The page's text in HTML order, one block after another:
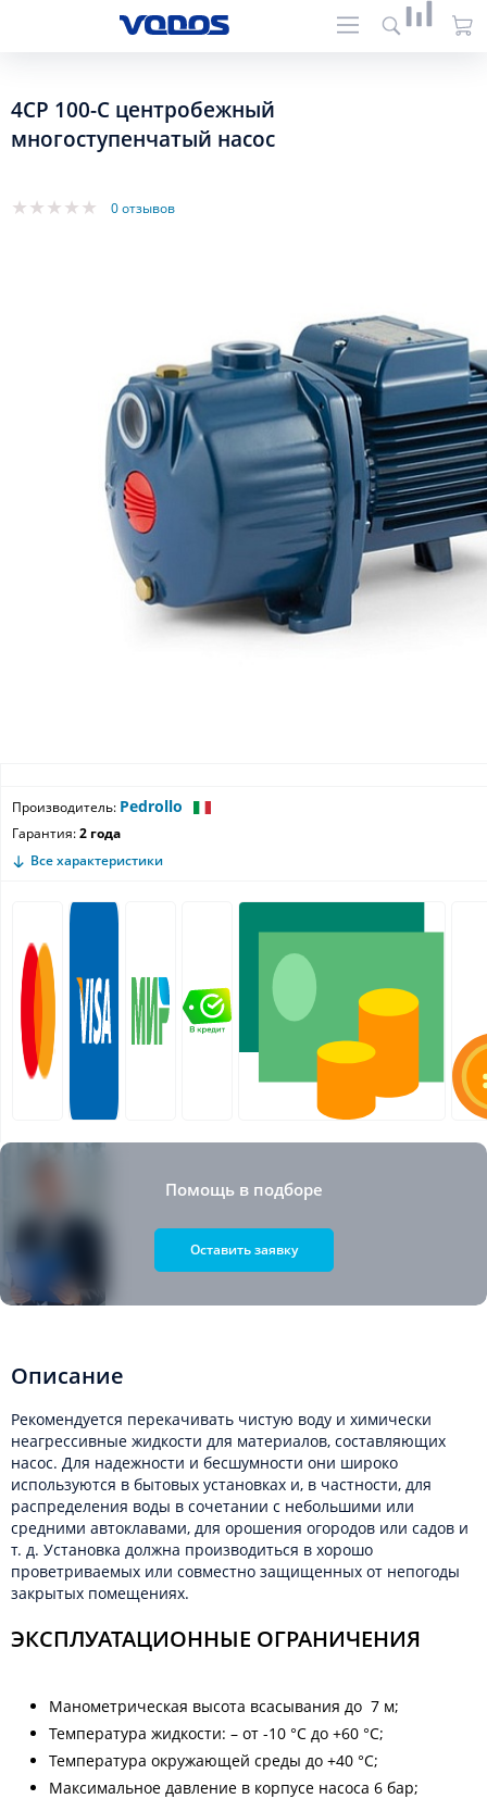
4CP 100-C центробежный
многоступенчатый насос
0 отзывов
Производитель: Pedrollo
Гарантия:2 года
Все характеристики
Помощь в подборе
Оставить заявку
Описание
Рекомендуется перекачивать чистую воду и химически
неагрессивные жидкости для материалов, составляющих
насос. Для надежности и бесшумности они широко
используются в бытовых установках и, в частности, для
распределения воды в сочетании с небольшими или
средними автоклавами, для орошения огородов или садов и
т. д. Установка должна производиться в хорошо
проветриваемых или совместно защищенных от непогоды
закрытых помещениях.
ЭКСПЛУАТАЦИОННЫЕ ОГРАНИЧЕНИЯ
Манометрическая высота всасывания до 7 м;
Температура жидкости: – от -10 °C до +60 °C;
Температура окружающей среды до +40 °C;
Максимальное давление в корпусе насоса 6 бар;